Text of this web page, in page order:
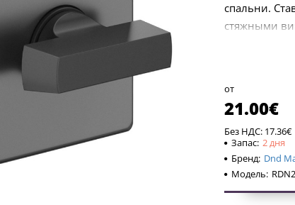
спальни.
стяжными
от
21.00€
Без НДС: 17.36€
Запас: 2 дня
Бренд: Dnd
Модель: